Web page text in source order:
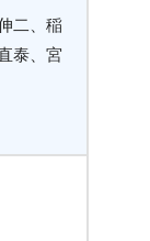
二、稲
泰、宮